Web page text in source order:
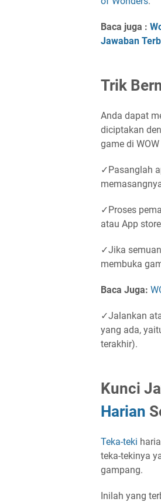
Baca juga :
Jawaban
Trik
Anda dapat
diciptakan
game di WOW
✓Pasanglah
✓Proses
atau App
✓Jika
membuka
Baca Juga:
✓Jalankan
yang ada,
terakhir).
Kunci
Harian
Teka-teki
teka-tekinya
gampang.
Inilah yang